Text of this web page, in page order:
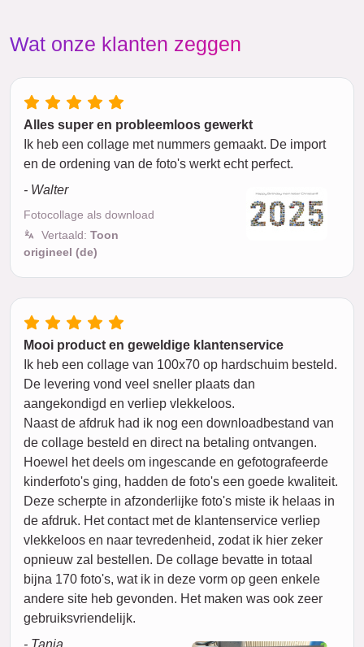
Wat onze klanten zeggen
Alles super en probleemloos gewerkt
Ik heb een collage met nummers gemaakt. De import
en de ordening van de foto's werkt echt perfect.
- Walter
Fotocollage als download
Vertaald: Toon
origineel (de)
Mooi product en geweldige klantenservice
Ik heb een collage van 100x70 op hardschuim besteld.
De levering vond veel sneller plaats dan
aangekondigd en verliep vlekkeloos.
Naast de afdruk had ik nog een downloadbestand van
de collage besteld en direct na betaling ontvangen.
Hoewel het deels om ingescande en gefotografeerde
kinderfoto's ging, hadden de foto's een goede kwaliteit.
Deze scherpte in afzonderlijke foto's miste ik helaas in
de afdruk. Het contact met de klantenservice verliep
vlekkeloos en naar tevredenheid, zodat ik hier zeker
opnieuw zal bestellen. De collage bevatte in totaal
bijna 170 foto's, wat ik in deze vorm op geen enkele
andere site heb gevonden. Het maken was ook zeer
gebruiksvriendelijk.
- Tanja